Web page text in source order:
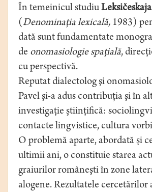
În temeinicul studiu
(Denominaţia lexicală, 1983)
dată sunt fundamentate
de onomasiologie spaţială,
cu perspectivă.
Reputat dialectolog şi
Pavel şi-a adus contribuţia şi în
investigaţie ştiinţifică:
contacte lingvistice, cultura
O problemă aparte, abordată şi
ultimii ani, o constituie starea
graiurilor româneşti în zone
alogene. Rezultatele cercetărilor